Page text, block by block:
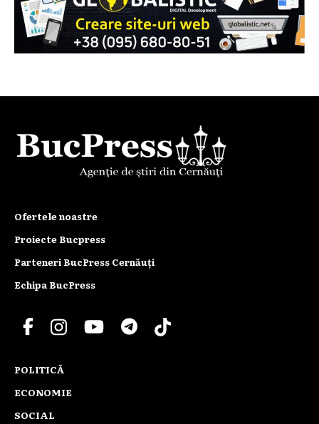
Ofertele noastre
Proiecte Bucpress
Parteneri BucPress Cernăuți
Echipa BucPress
POLITICĂ
ECONOMIE
SOCIAL